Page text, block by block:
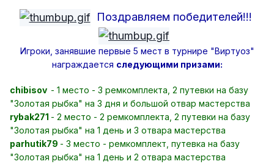
Поздравляем победителей!!!
Игроки, занявшие первые 5 мест в турнире "Виртуоз"
награждается следующими призами:
chibisov - 1 место - 3 ремкомплекта, 2 путевки на базу
"Золотая рыбка" на 3 дня и большой отвар мастерства
rybak271 - 2 место - 2 ремкомплекта, 2 путевки на базу
"Золотая рыбка" на 1 день и 3 отвара мастерства
parhutik79 - 3 место - ремкомплект, путевка на базу
"Золотая рыбка" на 1 день и 2 отвара мастерства